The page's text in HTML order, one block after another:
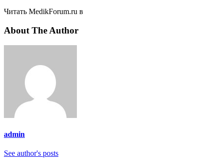
Читать MedikForum.ru в
About The Author
admin
See author's posts